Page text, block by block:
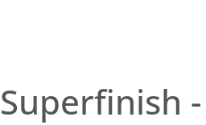
Superfinish